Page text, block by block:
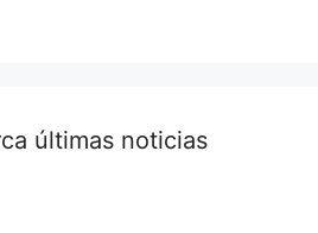
últimas noticias